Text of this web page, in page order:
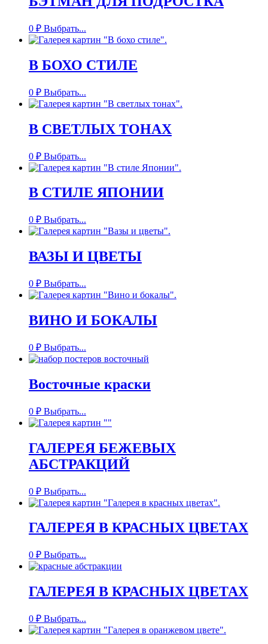
0 ₽ Выбрать...
В БОХО СТИЛЕ
0 ₽ Выбрать...
В СВЕТЛЫХ ТОНАХ
0 ₽ Выбрать...
В СТИЛЕ ЯПОНИИ
0 ₽ Выбрать...
ВАЗЫ И ЦВЕТЫ
0 ₽ Выбрать...
ВИНО И БОКАЛЫ
0 ₽ Выбрать...
Восточные краски
0 ₽ Выбрать...
ГАЛЕРЕЯ БЕЖЕВЫХ
АБСТРАКЦИЙ
0 ₽ Выбрать...
ГАЛЕРЕЯ В КРАСНЫХ ЦВЕТАХ
0 ₽ Выбрать...
ГАЛЕРЕЯ В КРАСНЫХ ЦВЕТАХ
0 ₽ Выбрать...